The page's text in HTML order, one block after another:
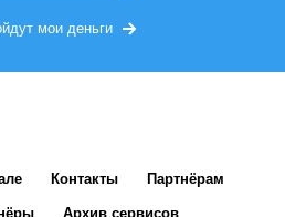
мои деньги
Контакты Партнёрам
Архив сервисов